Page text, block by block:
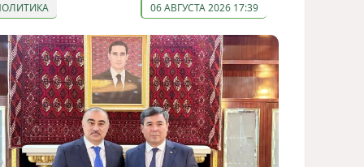
06 АВГУСТА 2026 17:39